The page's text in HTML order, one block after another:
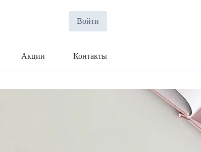
Войти
Акции Контакты